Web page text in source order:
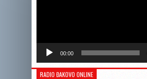
00:00
RADIO ĐAKOVO ONLINE